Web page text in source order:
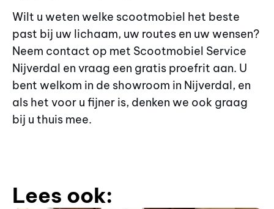
Wilt u weten welke scootmobiel het beste
past bij uw lichaam, uw routes en uw wensen?
Neem contact op met Scootmobiel Service
Nijverdal en vraag een gratis proefrit aan. U
bent welkom in de showroom in Nijverdal, en
als het voor u fijner is, denken we ook graag
bij u thuis mee.
Lees ook: